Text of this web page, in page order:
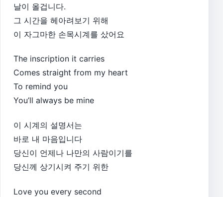
날이 올겁니다.
그 시간을 헤아려보기 위해
이 자그마한 손목시계를 샀어요
The inscription it carries
Comes straight from my heart
To remind you
You’ll always be mine
이 시계의 설명서는
바로 내 마음입니다
당신이 언제나 나만의 사람이기를
당신께 상기시켜 주기 위한
Love you every second